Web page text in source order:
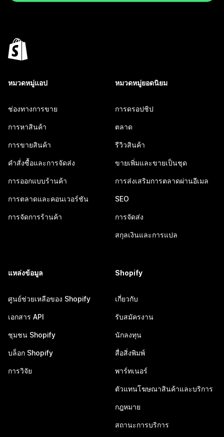
หมวดหมู่แอป
ช่องทางการขาย
การหาสินค้า
การขายสินค้า
คำสั่งซื้อและการจัดส่ง
การออกแบบร้านค้า
การตลาดและคอนเวอร์ชัน
การจัดการร้านค้า
หมวดหมู่ยอดนิยม
การดรอปชิป
ตลาด
รีวิวสินค้า
ขายเพิ่มและขายเป็นชุด
การส่งเสริมการตลาดผ่านอีเมล
SEO
การจัดส่ง
สกุลเงินและการแปล
แหล่งข้อมูล
ศูนย์ช่วยเหลือของ Shopify
เอกสาร API
ชุมชน Shopify
บล็อก Shopify
การวิจัย
Shopify
เกี่ยวกับ
รับสมัครงาน
นักลงทุน
สื่อสิ่งพิมพ์
พาร์ทเนอร์
ตัวแทนโฆษณาสินค้าและบริการ
กฎหมาย
สถานะการบริการ